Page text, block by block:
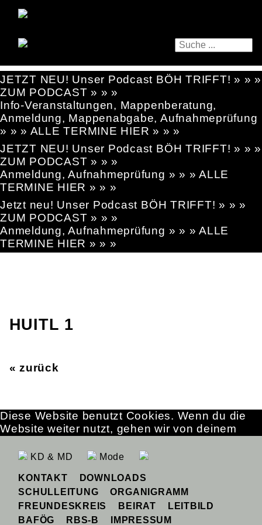
JETZT NEU! Unser Podcast BÖH TRIFFT! » » »
ZUM PODCAST » » »
Info-Veranstaltungen, Mappenberatung,
Anmeldung, Mappenabgabe, Aufnahmeprüfung
» » » ALLE TERMINE HIER » » »
JETZT NEU! Unser Podcast BÖH TRIFFT! » » »
ZUM PODCAST » » »
Anmeldung, Aufnahmeprüfung » » » ALLE
TERMINE HIER » » »
Jetzt neu! Unser Podcast BÖH TRIFFT! » » »
ZUM PODCAST » » »
Anmeldung, Aufnahmeprüfung » » » ALLE
TERMINE HIER » » »
HUITL 1
« zurück
KD & MD Mode
KONTAKT
DOWNLOADS
SCHULLEITUNG
ORGANIGRAMM
FREUNDESKREIS
BEIRAT
LEITBILD
BAFÖG
RBS-B IMPRESSUM
Diese Website benutzt Cookies. Wenn du die
Website weiter nutzt, gehen wir von deinem